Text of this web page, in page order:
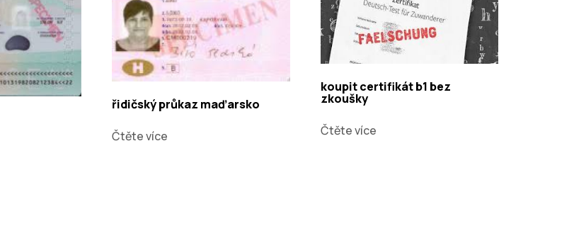
řidičský průkaz maďarsko
Čtěte více
koupit certifikát b1 bez
zkoušky
Čtěte více